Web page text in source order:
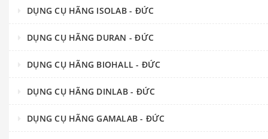
DỤNG CỤ HÃNG ISOLAB - ĐỨC
DỤNG CỤ HÃNG DURAN - ĐỨC
DỤNG CỤ HÃNG BIOHALL - ĐỨC
DỤNG CỤ HÃNG DINLAB - ĐỨC
DỤNG CỤ HÃNG GAMALAB - ĐỨC